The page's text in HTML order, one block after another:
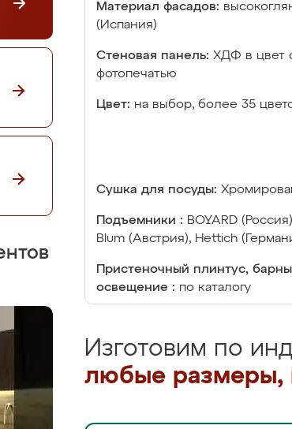
Материал фасадов:
(Испания)
Стеновая панель: ХДФ в цвет
фотопечатью
Цвет: на выбор, более 35
Сушка для посуды:
Подъемники : BOYARD
Blum (Австрия), Hettich
Пристеночный плинтус,
освещение : по каталогу
Изготовим по
любые размеры,